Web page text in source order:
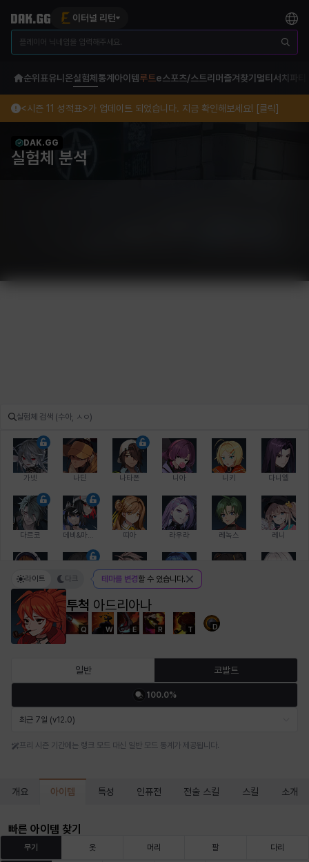
이터널 리턴
순위표유니온실험체 통계 아이템루트e스포츠/스트리머 즐겨찾기 멀티서치 파티
<시즌 11 성적표>가 업데이트 되었습니다. 지금 확인해보세요! [클릭]
DAK.GG
실험체 분석
가넷 나딘 나타폰 니아 니키 다니엘
다르코 띠아 라우라 레녹스 레니
레온 루크 르노어
바바라 버니스 블레어 비앙카 비형 샬럿
투척 아드리아나
Q W E R T D
라이트 다크 테마를 변경할 수 있습니다.
일반 코발트
100.0%
최근 7일 (v12.0)
프리 시즌 기간에는 랭크 모드 대신 일반 모드 통계가 제공됩니다.
개요 아이템 특성 인퓨전 전술 스킬 스킬 소개
빠른 아이템 찾기
무기 옷 머리 팔 다리